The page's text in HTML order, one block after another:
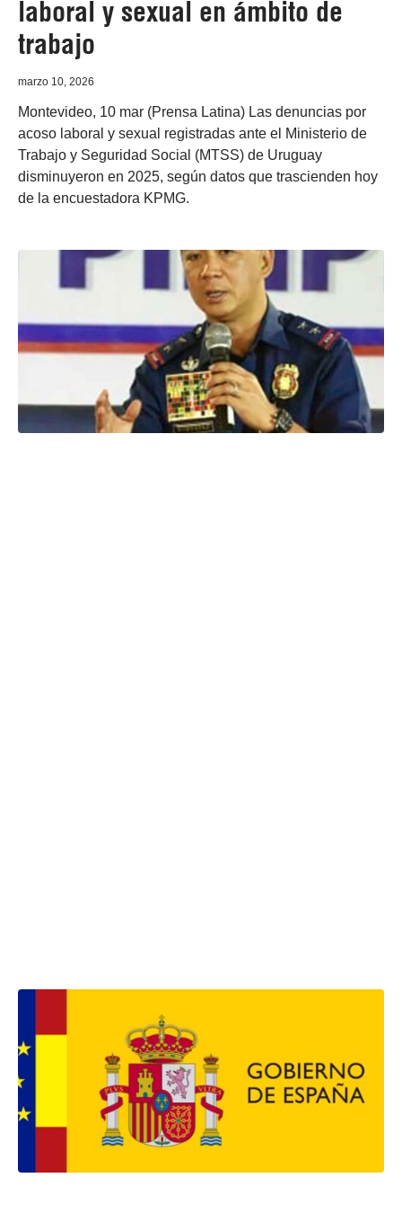
laboral y sexual en ámbito de
trabajo
marzo 10, 2026
Montevideo, 10 mar (Prensa Latina) Las denuncias por
acoso laboral y sexual registradas ante el Ministerio de
Trabajo y Seguridad Social (MTSS) de Uruguay
disminuyeron en 2025, según datos que trascienden hoy
de la encuestadora KPMG.